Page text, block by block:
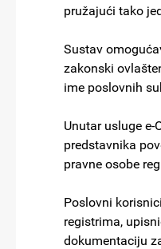
pružajući tako
Sustav
zakonski
ime poslovnih
Unutar usluge
predstavnika
pravne osobe
Poslovni
registrima,
dokumentaciju